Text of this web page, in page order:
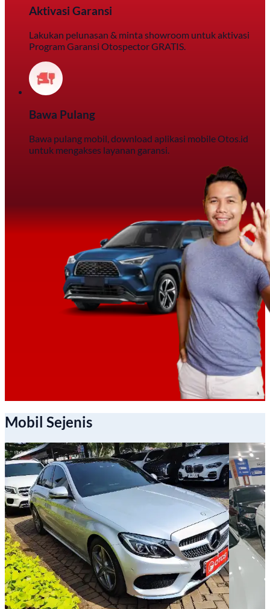
Aktivasi Garansi
Lakukan pelunasan & minta showroom untuk aktivasi
Program Garansi Otospector GRATIS.
Bawa Pulang
Bawa pulang mobil, download aplikasi mobile Otos.id
untuk mengakses layanan garansi.
Mobil Sejenis